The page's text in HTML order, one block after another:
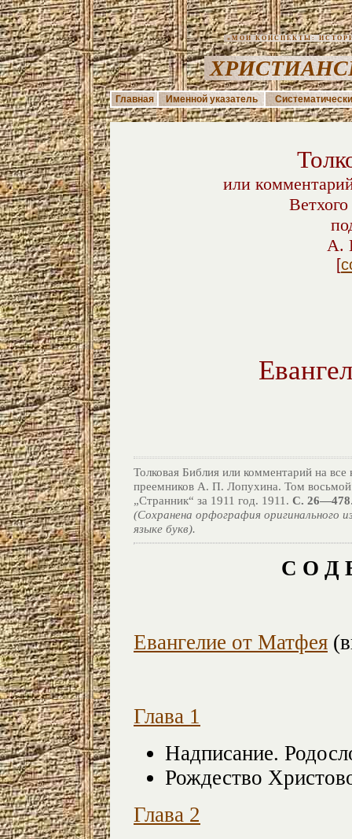
«МОИ КОНСПЕКТЫ:
Главная Именной указатель
или
А.
[
Толковая Библия или комментарий на
преемников А. П. Лопухина. Том
„Странник“ за 1911 год. 1911. С. 26—478
(Сохранена орфография оригинального
языке букв).
С О Д
Евангелие от Матфея
Глава 1
Надписание.
Рождество
Глава 2